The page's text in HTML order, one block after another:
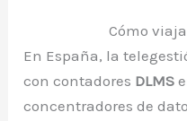
Cómo
En España, la
con contadores DLMS
concentradores de